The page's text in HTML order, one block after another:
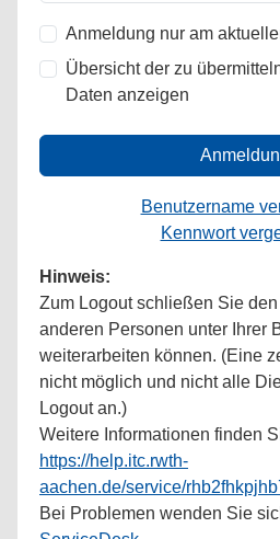
Anmeldung nur am
Übersicht der zu
Daten anzeigen
Benutzername
Kennwort
Hinweis:
Zum Logout schließen Sie
anderen Personen unter Ihrer
weiterarbeiten können. (Eine
nicht möglich und nicht alle
Logout an.)
Weitere Informationen finden
https://help.itc.rwth-
aachen.de/service/
Bei Problemen wenden Sie